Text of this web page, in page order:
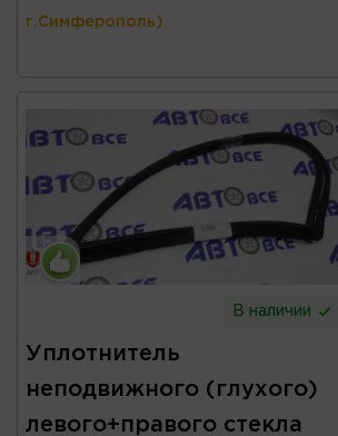
г.Симферополь)
В наличии
Уплотнитель
неподвижного (глухого)
левого+правого стекла